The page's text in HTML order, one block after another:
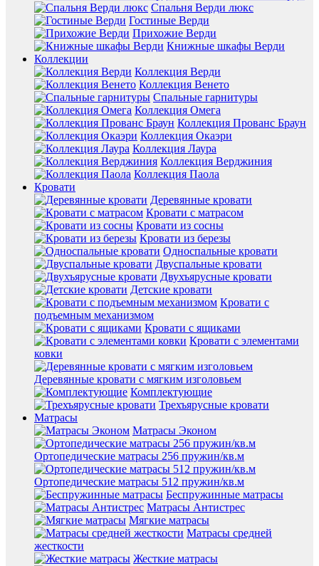
Спальня Верди люкс
Гостиные Верди
Прихожие Верди
Книжные шкафы Верди
Коллекции
Коллекция Верди
Коллекция Венето
Спальные гарнитуры
Коллекция Омега
Коллекция Прованс Браун
Коллекция Окаэри
Коллекция Лаура
Коллекция Верджиния
Коллекция Паола
Кровати
Деревянные кровати
Кровати с матрасом
Кровати из сосны
Кровати из березы
Односпальные кровати
Двуспальные кровати
Двухъярусные кровати
Детские кровати
Кровати с
подъемным механизмом
Кровати с ящиками
Кровати с элементами
ковки
Деревянные кровати с мягким изголовьем
Комплектующие
Трехъярусные кровати
Матрасы
Матрасы Эконом
Ортопедические матрасы 256 пружин/кв.м
Ортопедические матрасы 512 пружин/кв.м
Беспружинные матрасы
Матрасы Антистрес
Мягкие матрасы
Матрасы средней
жесткости
Жесткие матрасы